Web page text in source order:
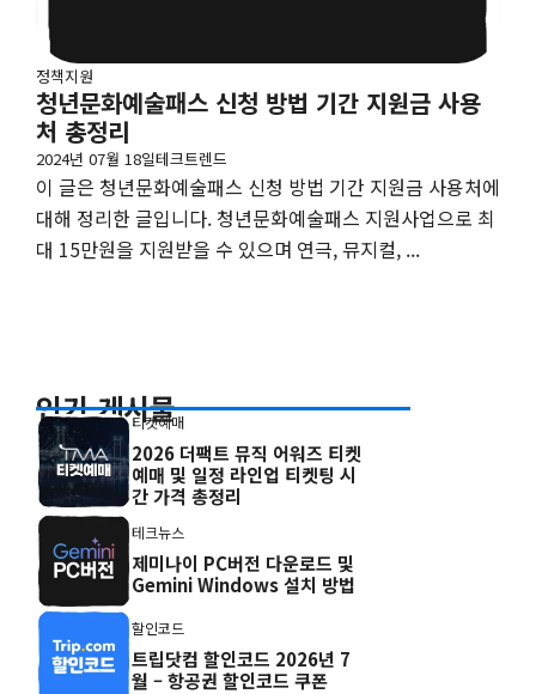
정책지원
청년문화예술패스 신청 방법 기간 지원금 사용
처 총정리
2024년 07월 18일테크트렌드
이 글은 청년문화예술패스 신청 방법 기간 지원금 사용처에
대해 정리한 글입니다. 청년문화예술패스 지원사업으로 최
대 15만원을 지원받을 수 있으며 연극, 뮤지컬, ...
인기 게시물
티켓예매
2026 더팩트 뮤직 어워즈 티켓
예매 및 일정 라인업 티켓팅 시
간 가격 총정리
테크뉴스
제미나이 PC버전 다운로드 및
Gemini Windows 설치 방법
할인코드
트립닷컴 할인코드 2026년 7
월 – 항공권 할인코드 쿠폰